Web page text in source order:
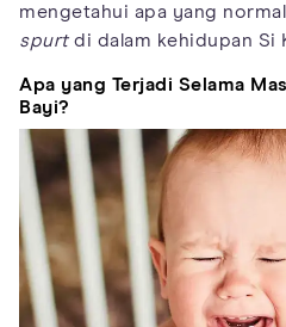
mengetahui apa yang
spurtdi dalam kehidupan Si
Apa yang Terjadi Selama
Bayi?